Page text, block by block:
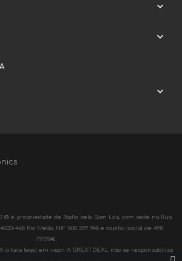



® é propriedade de Radio bela Som Lda, com sede na Rua
465 Rio Meão, NIF 500 399 948 e capital social de 498
797,90€.
à taxa legal em vigor. A GREATDEAL não se responsabiliza